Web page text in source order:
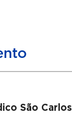
São Carlos